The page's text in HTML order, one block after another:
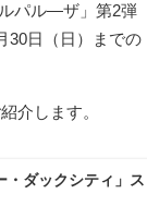
パル―ザ」第2弾
30日（日）までの
介します。
・ダックシティ」ス